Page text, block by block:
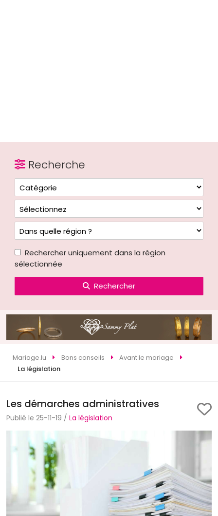
Recherche
Rechercher uniquement dans la région
sélectionnée
Rechercher
Mariage.lu Bons conseils
Avant le mariage
La législation
Les démarches administratives
Publié le 25-11-19 /La législation